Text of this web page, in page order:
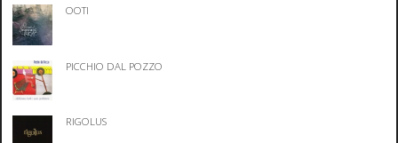
OOTI
PICCHIO DAL POZZO
RIGOLUS